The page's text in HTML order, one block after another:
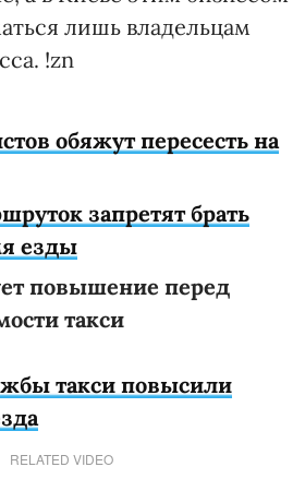
лишь владельцам
!zn
обяжут пересесть на
запретят брать
езды
повышение перед
такси
такси повысили
RELATED VIDEO